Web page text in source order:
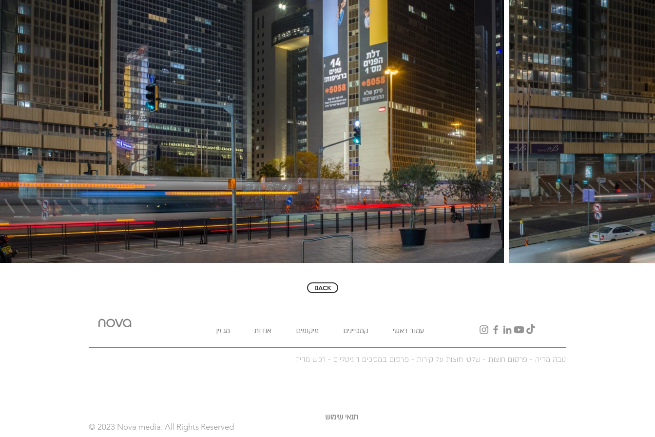
BACK
nova עמוד ראשי קמפיינים מיקומים אודות מגזין
נובה מדיה - פרסום חוצות - שלטי חוצות על קירות - פרסום במסכים דיגיטליים - רכש מדיה
© 2023 Nova media. All Rights Reserved
תנאי שימוש